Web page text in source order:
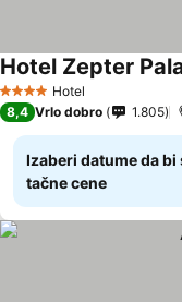
4 ZvezdiceHotel
Hotel Zepter
8,4 Vrlo dobro 1.805
Izaberi datume da bi
tačne cene